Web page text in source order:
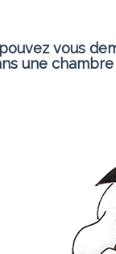
vous
une